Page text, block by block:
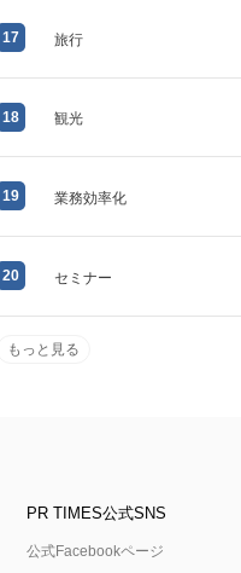
17 旅行
18 観光
19 業務効率化
20 セミナー
もっと見る
PR TIMES公式SNS
公式Facebookページ